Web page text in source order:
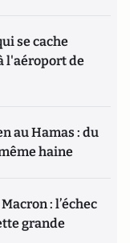
se cache
l'aéroport de
au Hamas : du
haine
: l’échec
grande